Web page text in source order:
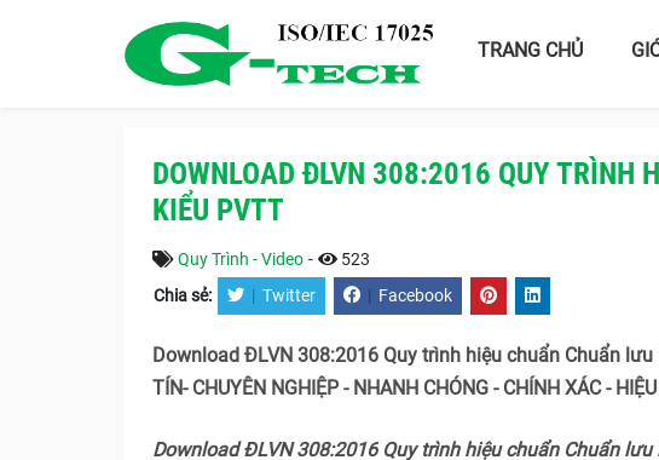
TRANG CHỦ
DOWNLOAD ĐLVN 308:2016 QUY TRÌNH
KIỂU PVTT
Quy Trình - Video - 523
Chia sẻ: | Twitter | Facebook
Download ĐLVN 308:2016 Quy trình hiệu chuẩn Chuẩn
TÍN- CHUYÊN NGHIỆP - NHANH CHÓNG - CHÍNH XÁC -
Download ĐLVN 308:2016 Quy trình hiệu chuẩn Chuẩn